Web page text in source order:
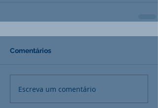
Comentários
Escreva um comentário